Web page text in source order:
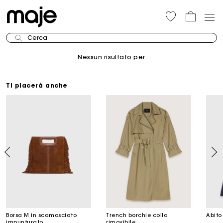
Cerca
Nessun risultato per
Ti piacerà anche
Borsa M in scamosciato
Trench borchie collo